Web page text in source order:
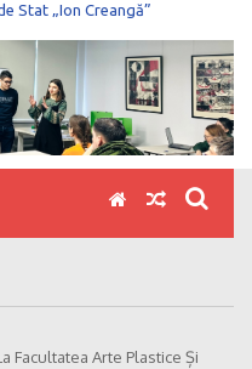
Stat „Ion Creangă”
Facultatea Arte Plastice Și